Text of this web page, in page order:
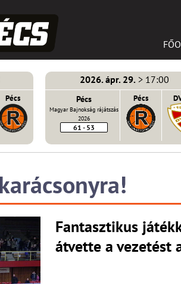
Pécs
2026. ápr. 29.> 17:00
Pécs
Magyar Bajnokság rájátszás
2026
61 - 53
Pécs
Fantasztikus
átvette a vezetést